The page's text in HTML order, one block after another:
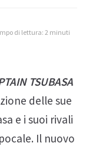
di lettura: 2 minuti
TSUBASA
delle sue
e i suoi rivali
Il nuovo